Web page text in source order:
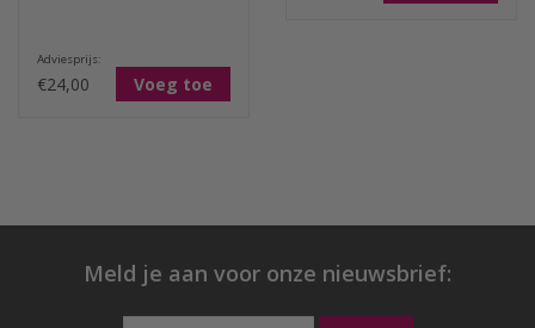
Adviesprijs:
€24,00 Voeg toe
Meld je aan voor onze nieuwsbrief: